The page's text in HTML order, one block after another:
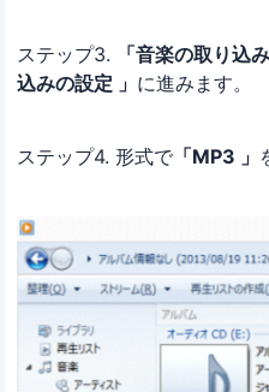
ステップ3. 「音楽の取り込み
込みの設定 」 に進みます。
ステップ4. 形式で 「MP3 」